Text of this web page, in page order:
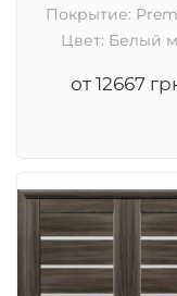
Покрытие:
Цвет: Белый
от 12667